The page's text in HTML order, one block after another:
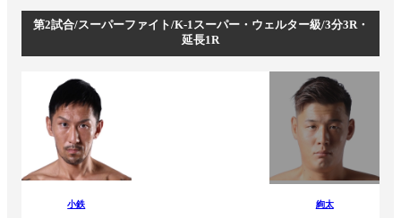
第2試合/スーパーファイト/K-1スーパー・ウェルター級/3分3R・
延長1R
小鉄 絢太